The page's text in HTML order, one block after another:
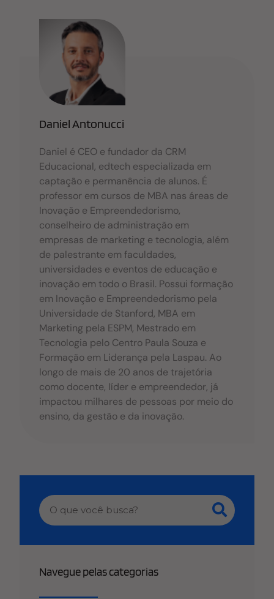
c
o
ailat
s
A
p
p
e
Daniel Antonucci
Daniel é CEO e fundador da CRM
Educacional, edtech especializada em
captação e permanência de alunos. É
professor em cursos de MBA nas áreas de
Inovação e Empreendedorismo,
conselheiro de administração em
empresas de marketing e tecnologia, além
de palestrante em faculdades,
universidades e eventos de educação e
inovação em todo o Brasil. Possui formação
em Inovação e Empreendedorismo pela
Universidade de Stanford, MBA em
Marketing pela ESPM, Mestrado em
Tecnologia pelo Centro Paula Souza e
Formação em Liderança pela Laspau. Ao
longo de mais de 20 anos de trajetória
como docente, líder e empreendedor, já
impactou milhares de pessoas por meio do
ensino, da gestão e da inovação.
Navegue pelas categorias